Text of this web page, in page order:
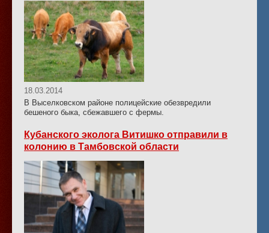
18.03.2014
В Выселковском районе полицейские обезвредили
бешеного быка, сбежавшего с фермы.
Кубанского эколога Витишко отправили в
колонию в Тамбовской области